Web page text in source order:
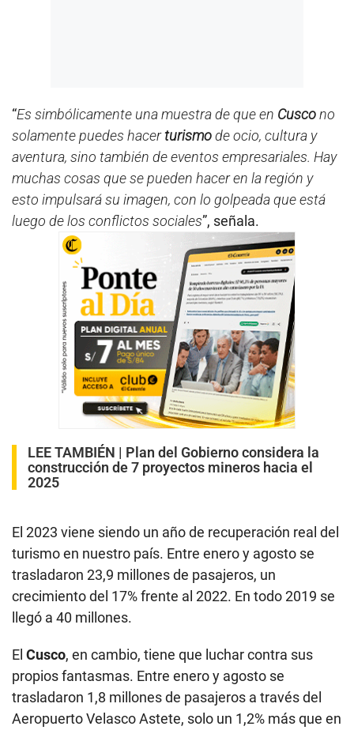
“Es simbólicamente una muestra de que en Cuscono
solamente puedes hacerturismode ocio, cultura y
aventura, sino también de eventos empresariales. Hay
muchas cosas que se pueden hacer en la región y
esto impulsará su imagen, con lo golpeada que está
luego de los conflictos sociales”, señala.
LEE TAMBIÉN | Plan del Gobierno considera la
construcción de 7 proyectos mineros hacia el
2025
El 2023 viene siendo un año de recuperación real del
turismo en nuestro país. Entre enero y agosto se
trasladaron 23,9 millones de pasajeros, un
crecimiento del 17% frente al 2022. En todo 2019 se
llegó a 40 millones.
El Cusco, en cambio, tiene que luchar contra sus
propios fantasmas. Entre enero y agosto se
trasladaron 1,8 millones de pasajeros a través del
Aeropuerto Velasco Astete, solo un 1,2% más que en